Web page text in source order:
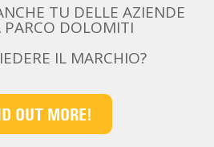
TU DELLE AZIENDE
DOLOMITI
IL MARCHIO?
OUT MORE!